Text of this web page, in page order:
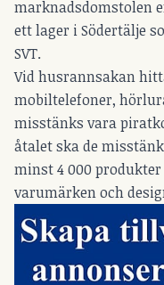
marknadsdomstolen
ett lager i Södertälje
SVT.
Vid husrannsakan
mobiltelefoner,
misstänks vara
åtalet ska de
minst 4 000 produkter
varumärken och